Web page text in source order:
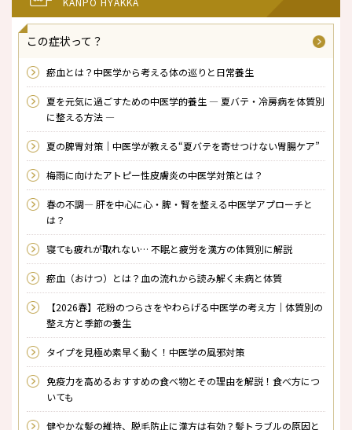
この症状って？
瘀血とは？中医学から考える体の巡りと日常養生
夏を元気に過ごすための中医学的養生 ― 夏バテ・冷房病を体質別
に整える方法 ―
夏の脾胃対策｜中医学が教える“夏バテを寄せつけない胃腸ケア”
梅雨に向けたアトピー性皮膚炎の中医学対策とは？
春の不調― 肝を中心に心・脾・腎を整える中医学アプローチと
は？
寝ても疲れが取れない… 不眠と疲労を漢方の体質別に解説
瘀血（おけつ）とは？――血の流れから読み解く未病と体質
【2026春】花粉のつらさをやわらげる中医学の考え方｜体質別の
整え方と季節の養生
タイプを見極め素早く動く！中医学の風邪対策
免疫力を高めるおすすめの食べ物とその理由を解説！食べ方につ
いても
健やかな髪の維持、脱毛防止に漢方は有効？髪トラブルの原因と